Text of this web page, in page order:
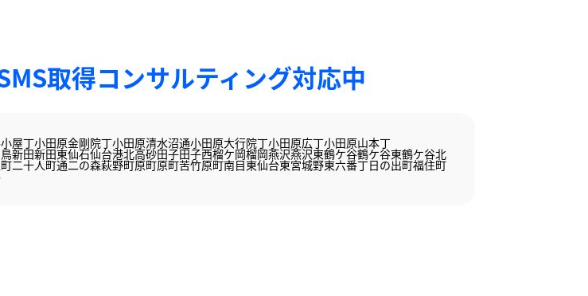
取得コンサルティング対応中
屋丁小田原金剛院丁小田原清水沼通小田原大行院丁小田原広丁小田原山本丁
新田新田東仙石仙台港北高砂田子田子西榴ケ岡榴岡燕沢燕沢東鶴ケ谷鶴ケ谷東鶴ケ谷北
二十人町通二の森萩野町原町原町苦竹原町南目東仙台東宮城野東六番丁日の出町福住町